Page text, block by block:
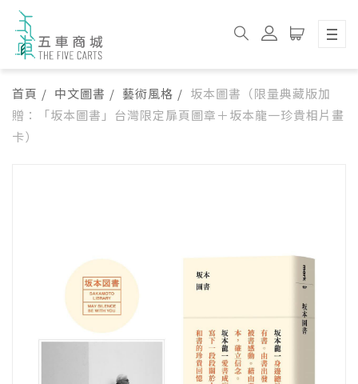
首頁 中文圖書 藝術風格
坂本圖書（限量典藏版加
贈：「坂本圖書」台灣限定扉頁圖章＋坂本龍一珍貴相片畫
卡）